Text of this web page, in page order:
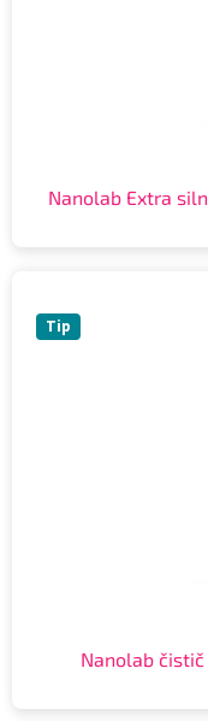
Nanolab Extra
Tip
Nanolab